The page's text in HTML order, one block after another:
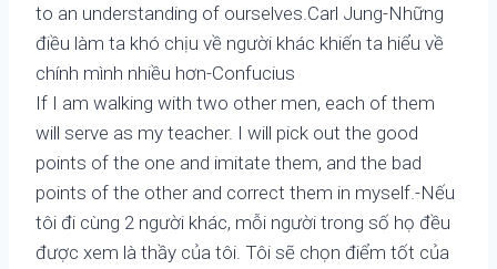
to an understanding of ourselves.Carl Jung-Những
điều làm ta khó chịu về người khác khiến ta hiểu về
chính mình nhiều hơn-Confucius
If I am walking with two other men, each of them
will serve as my teacher. I will pick out the good
points of the one and imitate them, and the bad
points of the other and correct them in myself.-Nếu
tôi đi cùng 2 người khác, mỗi người trong số họ đều
được xem là thầy của tôi. Tôi sẽ chọn điểm tốt của